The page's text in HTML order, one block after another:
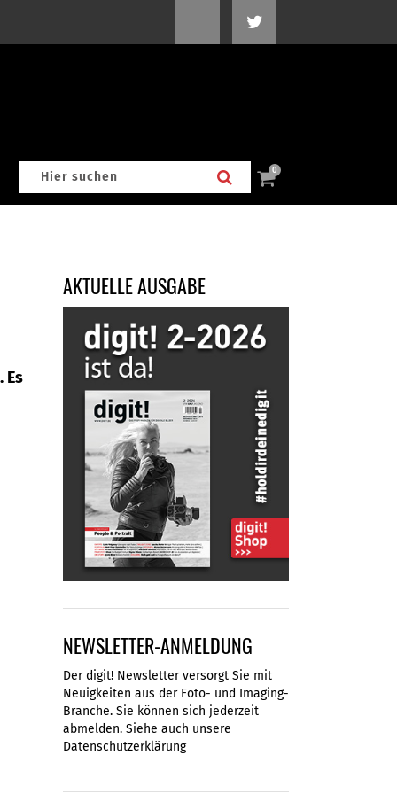
0
Es
AKTUELLE AUSGABE
NEWSLETTER-ANMELDUNG
Der digit! Newsletter versorgt Sie mit
Neuigkeiten aus der Foto- und Imaging-
Branche. Sie können sich jederzeit
abmelden. Siehe auch unsere
Datenschutzerklärung